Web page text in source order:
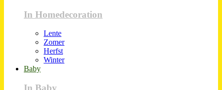
In Homedecoration
Lente
Zomer
Herfst
Winter
Baby
In Baby